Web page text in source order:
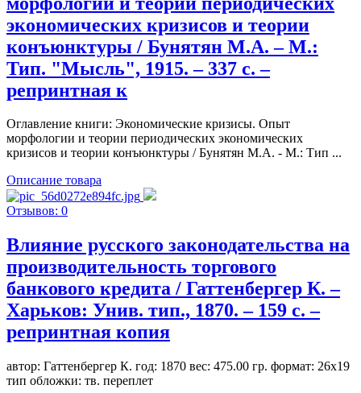
экономических кризисов и теории
конъюнктуры / Бунятян М.А. – М.:
Тип. "Мысль", 1915. – 337 c. –
репринтная к
Оглавление книги: Экономические кризисы. Опыт
морфологии и теории периодических экономических
кризисов и теории конъюнктуры / Бунятян М.А. - М.: Тип ...
Описание товара
Отзывов: 0
Влияние русского законодательства на
производительность торгового
банкового кредита / Гаттенбергер К. –
Харьков: Унив. тип., 1870. – 159 с. –
репринтная копия
автор: Гаттенбергер К. год: 1870 вес: 475.00 гр. формат: 26x19
тип обложки: тв. переплет